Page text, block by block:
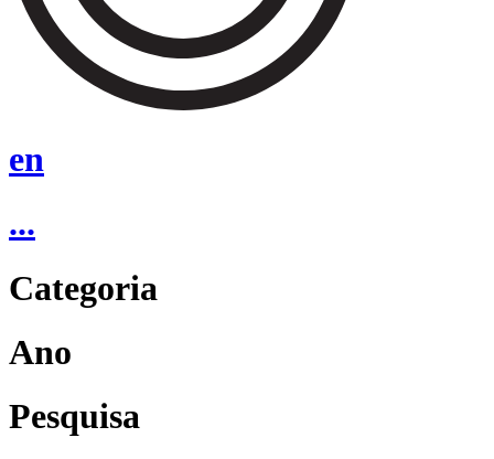
en
...
Categoria
Ano
Pesquisa